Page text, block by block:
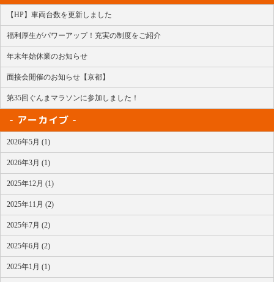
【HP】車両台数を更新しました
福利厚生がパワーアップ！充実の制度をご紹介
年末年始休業のお知らせ
面接会開催のお知らせ【京都】
第35回ぐんまマラソンに参加しました！
アーカイブ
2026年5月 (1)
2026年3月 (1)
2025年12月 (1)
2025年11月 (2)
2025年7月 (2)
2025年6月 (2)
2025年1月 (1)